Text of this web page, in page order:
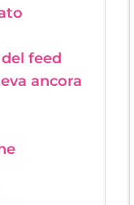
feed
ancora